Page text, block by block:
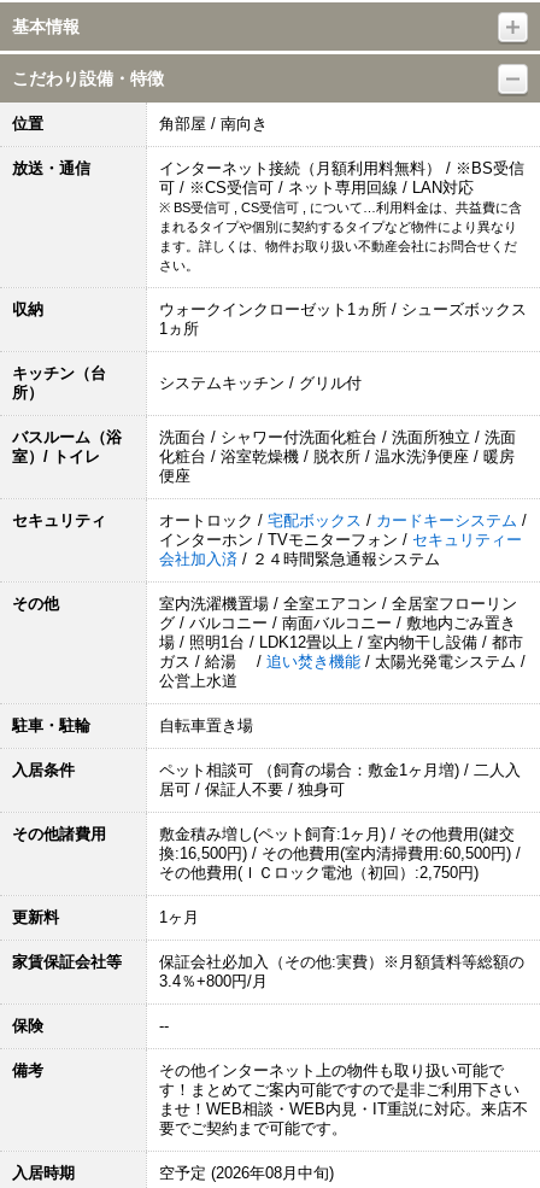
基本情報
こだわり設備・特徴
位置 角部屋 / 南向き
放送・通信
インターネット接続（月額利用料無料） / ※BS受信
可 / ※CS受信可 / ネット専用回線 / LAN対応
※ BS受信可 , CS受信可 , について…利用料金は、共益費に含
まれるタイプや個別に契約するタイプなど物件により異なり
ます。詳しくは、物件お取り扱い不動産会社にお問合せくだ
さい。
収納
ウォークインクローゼット1ヵ所 / シューズボックス
1ヵ所
キッチン（台
所）
システムキッチン / グリル付
バスルーム（浴
室）/ トイレ
洗面台 / シャワー付洗面化粧台 / 洗面所独立 / 洗面
化粧台 / 浴室乾燥機 / 脱衣所 / 温水洗浄便座 / 暖房
便座
セキュリティ オートロック / 宅配ボックス / カードキーシステム /
インターホン / TVモニターフォン / セキュリティー
会社加入済 / ２４時間緊急通報システム
その他
室内洗濯機置場 / 全室エアコン / 全居室フローリン
グ / バルコニー / 南面バルコニー / 敷地内ごみ置き
場 / 照明1台 / LDK12畳以上 / 室内物干し設備 / 都市
ガス / 給湯 / 追い焚き機能 / 太陽光発電システム /
公営上水道
駐車・駐輪 自転車置き場
入居条件
ペット相談可 （飼育の場合：敷金1ヶ月増) / 二人入
居可 / 保証人不要 / 独身可
その他諸費用
敷金積み増し(ペット飼育:1ヶ月) / その他費用(鍵交
換:16,500円) / その他費用(室内清掃費用:60,500円) /
その他費用(ＩＣロック電池（初回）:2,750円)
更新料 1ヶ月
家賃保証会社等
保証会社必加入（その他:実費）※月額賃料等総額の
3.4％+800円/月
保険 --
備考
その他インターネット上の物件も取り扱い可能で
す！まとめてご案内可能ですので是非ご利用下さい
ませ！WEB相談・WEB内見・IT重説に対応。来店不
要でご契約まで可能です。
入居時期 空予定 (2026年08月中旬)